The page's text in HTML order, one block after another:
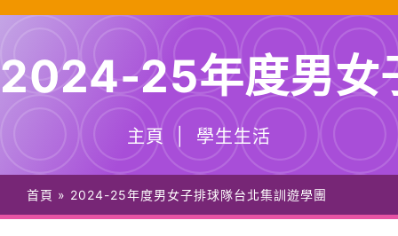
2024-25年度男女
主頁 | 學生生活
首頁 » 2024-25年度男女子排球隊台北集訓遊學團